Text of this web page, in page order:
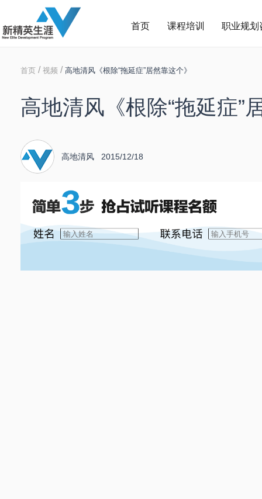
首页 课程培训 职业规划
首页/ 视频 / 高地清风《根除“拖延症”居然靠这个》
高地清风《根除“拖延症”
高地清风 2015/12/18